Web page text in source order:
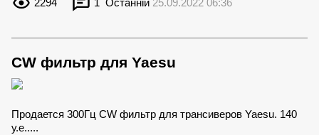
2294
1 Останній 25.09.2022 06:36
CW фильтр для Yaesu
Продается 300Гц CW фильтр для трансиверов Yaesu. 140
у.е.....